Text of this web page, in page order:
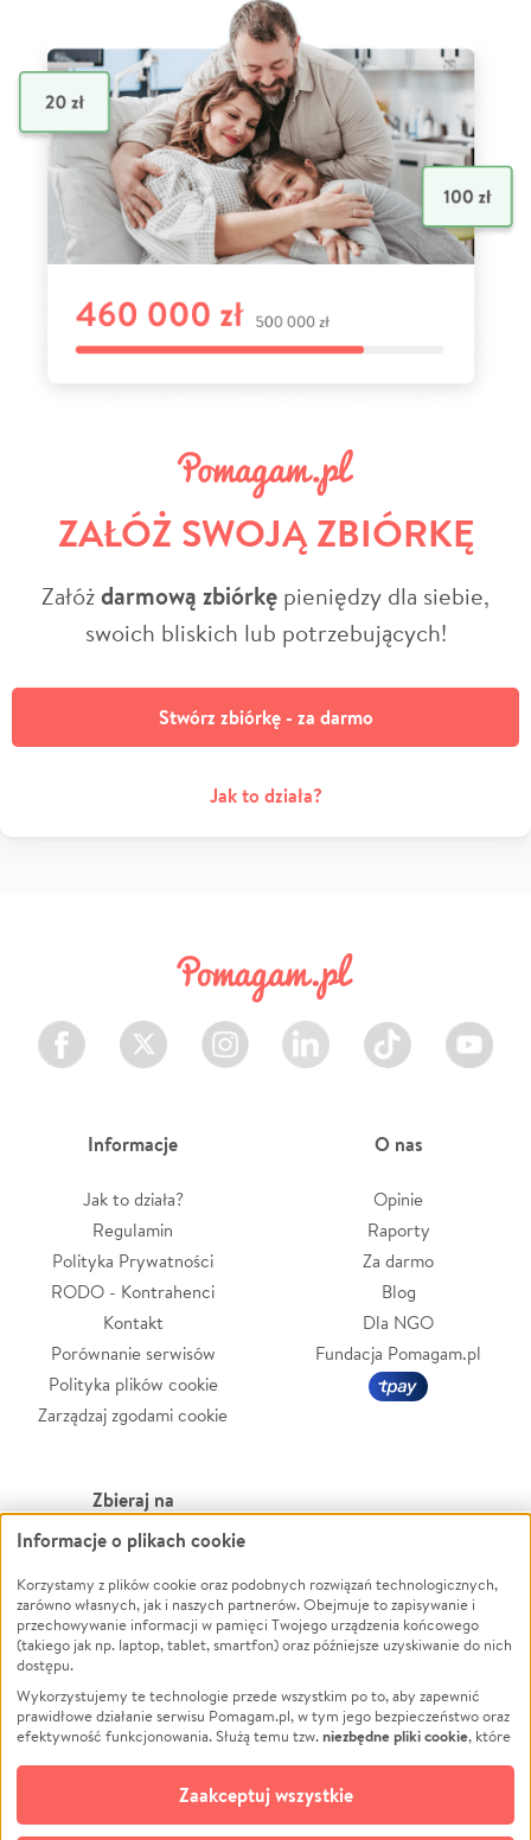
ZAŁÓŻ SWOJĄ ZBIÓRKĘ
Załóżdarmową zbiórkę pieniędzy dla siebie,
swoich bliskich lub potrzebujących!
Stwórz zbiórkę - za darmo
Jak to działa?
Facebook Twitter Instagram LinkedIn TikTok Youtube
Informacje
Jak to działa?
Regulamin
Polityka Prywatności
RODO - Kontrahenci
Kontakt
Porównanie serwisów
Polityka plików cookie
Zarządzaj zgodami cookie
O nas
Opinie
Raporty
Za darmo
Blog
Dla NGO
Fundacja Pomagam.pl
Zbieraj na
Leczenie
Zwierzęta
Pożar
Ukraina
Pomoc Finansowa
Projekty
Pogrzeb
Społeczność lokalna
Kultura
Powódź
Wichura
NGO
Edukacja
Podróż
Impreza
Ochrona środowiska
Biznes
Informacje o plikach cookie
Korzystamy z plików cookie oraz podobnych rozwiązań technologicznych,
zarówno własnych, jak i naszych partnerów. Obejmuje to zapisywanie i
przechowywanie informacji w pamięci Twojego urządzenia końcowego
(takiego jak np. laptop, tablet, smartfon) oraz późniejsze uzyskiwanie do nich
dostępu.
Wykorzystujemy te technologie przede wszystkim po to, aby zapewnić
prawidłowe działanie serwisu Pomagam.pl, w tym jego bezpieczeństwo oraz
efektywność funkcjonowania. Służą temu tzw.niezbędne pliki cookie, które
opcjonalnych plików cookie
technologii do celów analitycznych i retargetingowych. Możesz wyrazić
zgodę na ich stosowanie lub jej odmówić. W dowolnym momencie masz
Zaakceptuj wszystkie